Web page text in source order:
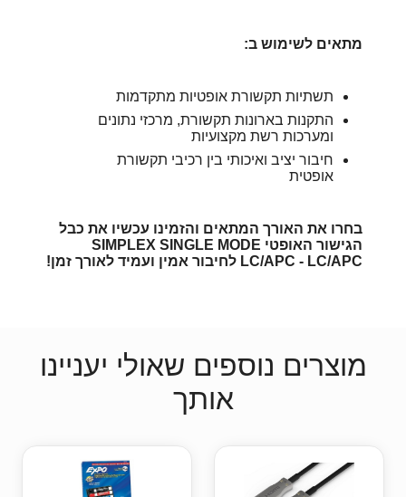
מתאים לשימוש ב:
תשתיות תקשורת אופטיות מתקדמות
התקנות בארונות תקשורת, מרכזי נתונים
ומערכות רשת מקצועיות
חיבור יציב ואיכותי בין רכיבי תקשורת
אופטית
בחרו את האורך המתאים והזמינו עכשיו את כבל
הגישור האופטי SIMPLEX SINGLE MODE
LC/APC - LC/APC לחיבור אמין ועמיד לאורך זמן!
מוצרים נוספים שאולי יעניינו
אותך